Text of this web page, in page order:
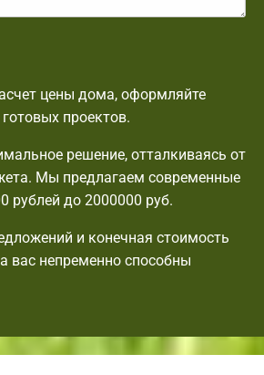
цены дома, оформляйте
проектов.
решение, отталкиваясь от
Мы предлагаем современные
рублей до 2000000 руб.
и конечная стоимость
вас непременно способны